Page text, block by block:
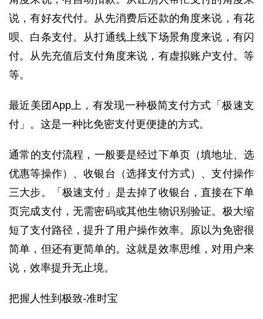
说，有好友代付。 从先消费后还款的角度来说，有花
呗、白条支付。 从打通线上线下场景角度来说，有闪
付。 从先充值后支付角度来说，有虚拟账户支付。等
等。
最近美团App上，有发现一种极简支付方式「极速支
付」。这是一种比免密支付更便捷的方式。
通常的支付流程，一般要是经过下单页（填地址、选
优惠等操作）、收银台（选择支付方式）、支付操作
三大步。
「极速支付」是去掉了收银台，直接在下单
页完成支付，无需密码或其他生物识别验证。极大缩
短了支付路径，提升了用户操作效率。 原以为免密很
简单，但还有更简单的。 这就是效率思维，对用户来
说，效率提升无止境。
把握人性到极致-准时宝